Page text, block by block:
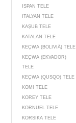
ISPAN TELE
ITALYAN TELE
KAŞUB TELE
KATALAN TELE
KEÇWA (BOLIVIÄ) TELE
KEÇWA (EKVADOR)
TELE
KEÇWA (QUSQO) TELE
KOMI TELE
KOREY TELE
KORNUEL TELE
KORSIKA TELE